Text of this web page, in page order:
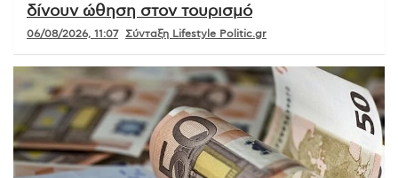
δίνουν ώθηση στον τουρισμό
06/08/2026, 11:07 Σύνταξη Lifestyle Politic.gr